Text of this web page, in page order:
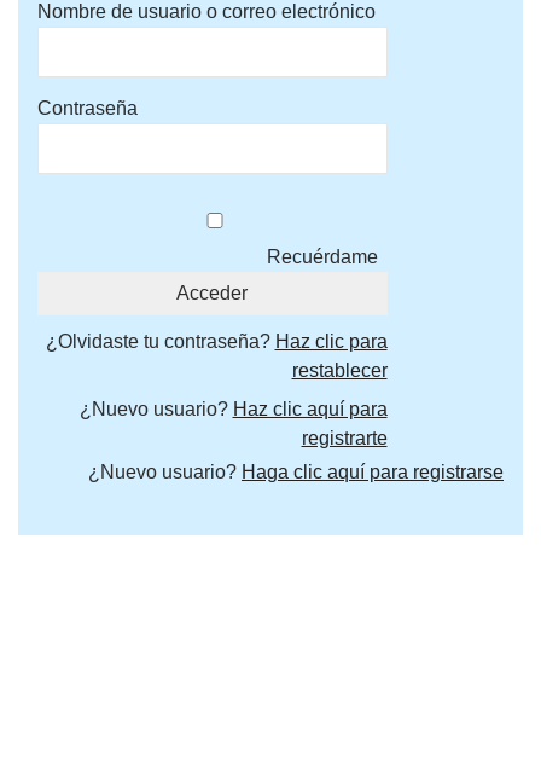
Nombre de usuario o correo electrónico
Contraseña
Recuérdame
¿Olvidaste tu contraseña? Haz clic para
restablecer
¿Nuevo usuario? Haz clic aquí para
registrarte
¿Nuevo usuario? Haga clic aquí para registrarse